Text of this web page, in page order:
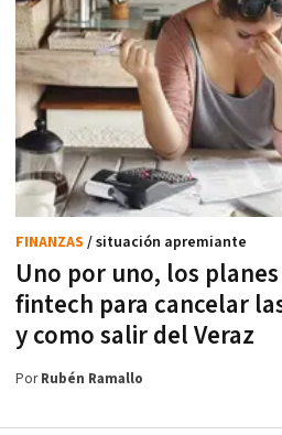
Uno por uno, los
fintech para cancelar
y como salir del Veraz
FINANZAS / situación apremiante
PorRubén Ramallo